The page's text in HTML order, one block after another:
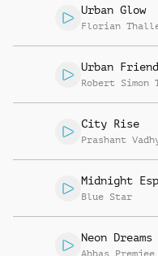
Urban Glow
Florian
Urban
Robert Simon
City Rise
Prashant
Midnight
Blue Star
Neon Dreams
Abbas Premjee